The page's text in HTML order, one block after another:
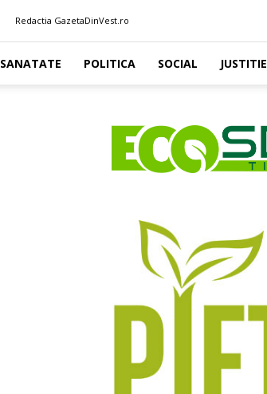
Redactia GazetaDinVest.ro
SANATATE POLITICA SOCIAL JUSTITIE